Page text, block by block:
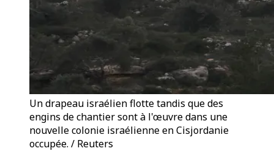
Un drapeau israélien flotte tandis que des
engins de chantier sont à l'œuvre dans une
nouvelle colonie israélienne en Cisjordanie
occupée. / Reuters